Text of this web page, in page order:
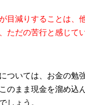
目減りすることは、
ただの苦行と感じてい
ついては、お金の勉
まま現金を溜め込
しょう。